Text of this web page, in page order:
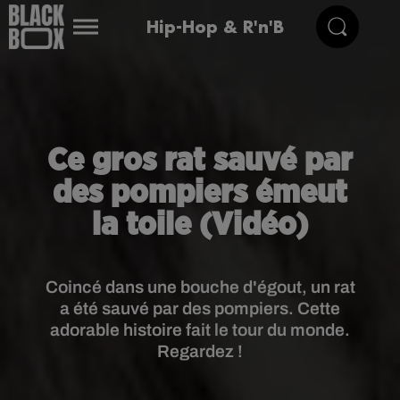
Hip-Hop & R'n'B
Ce gros rat sauvé par
des pompiers émeut
la toile (Vidéo)
Coincé dans une bouche d'égout, un rat
a été sauvé par des pompiers. Cette
adorable histoire fait le tour du monde.
Regardez !